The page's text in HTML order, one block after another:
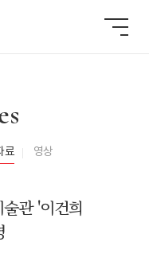
료 영상
관 '이건희